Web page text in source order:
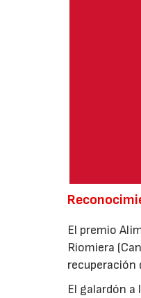
El premio
Riomiera
recuperación
El galardón a